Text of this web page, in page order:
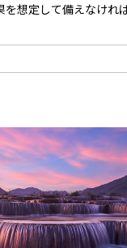
を想定して備えなけれ